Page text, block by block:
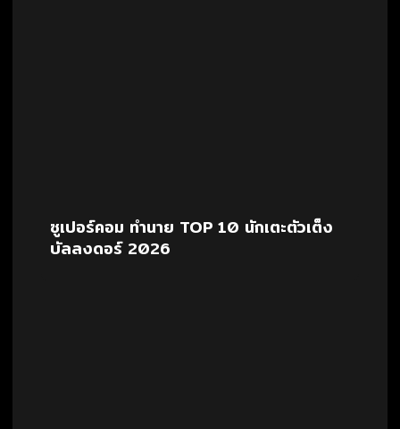
ซูเปอร์คอม ทำนาย TOP 10 นักเตะตัวเต็ง
บัลลงดอร์ 2026